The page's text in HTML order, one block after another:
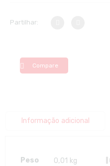
Partilhar:
Compare
Informação adicional
Peso 0,01 kg